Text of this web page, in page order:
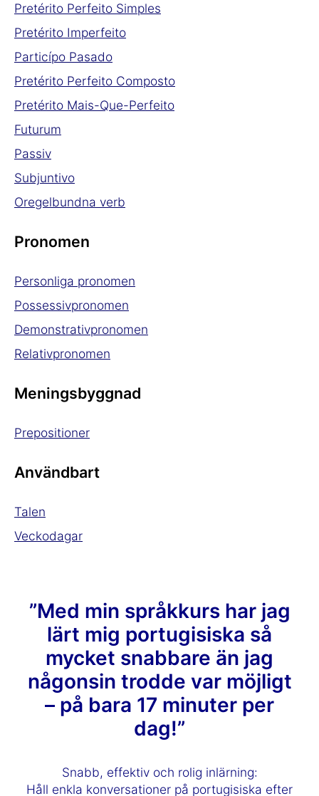
Pretérito Perfeito Simples
Pretérito Imperfeito
Particípo Pasado
Pretérito Perfeito Composto
Pretérito Mais-Que-Perfeito
Futurum
Passiv
Subjuntivo
Oregelbundna verb
Pronomen
Personliga pronomen
Possessivpronomen
Demonstrativpronomen
Relativpronomen
Meningsbyggnad
Prepositioner
Användbart
Talen
Veckodagar
”Med min språkkurs har jag
lärt mig portugisiska så
mycket snabbare än jag
någonsin trodde var möjligt
– på bara 17 minuter per
dag!”
Snabb, effektiv och rolig inlärning:
Håll enkla konversationer på portugisiska efter